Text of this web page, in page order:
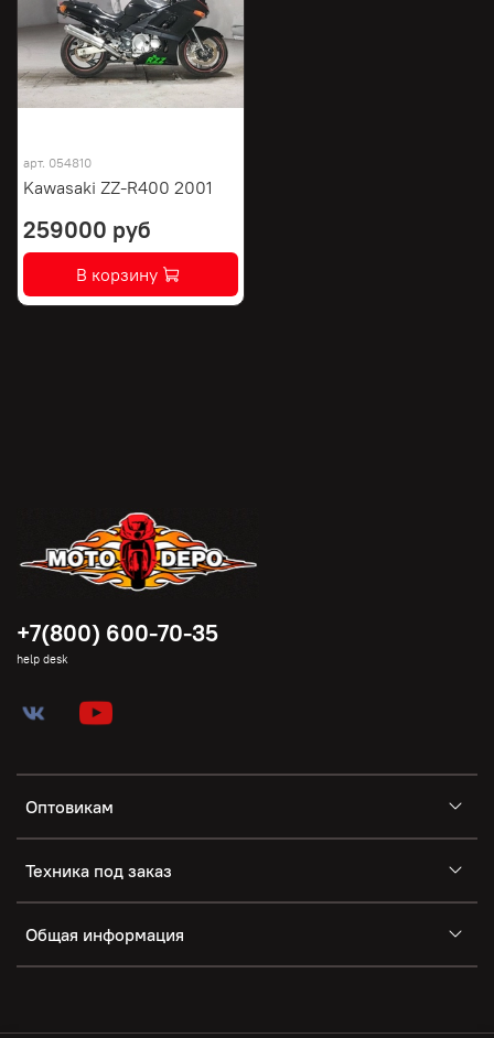
арт. 054810
Kawasaki ZZ-R400 2001
259000 руб
В корзину
Оптовикам
Техника под заказ
Общая информация
+7(800) 600-70-35
help desk